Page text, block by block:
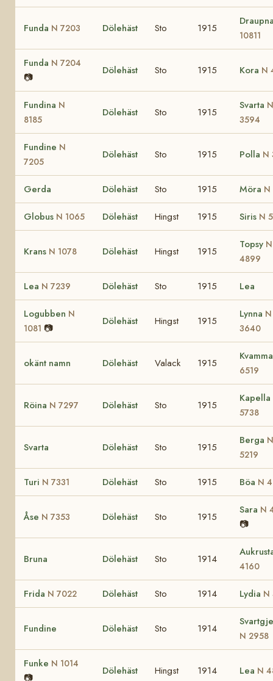
Funda N 7203 Dölehäst Sto 1915
10811
Funda N 7204
📷
Dölehäst Sto 1915 Kora N
Fundina N
8185
Dölehäst Sto 1915
Svarta N
3594
Fundine N
7205
Dölehäst Sto 1915 Polla N
Gerda Dölehäst Sto 1915 Möra N
Globus N 1065 Dölehäst Hingst 1915 Siris N
Krans N 1078 Dölehäst Hingst 1915
Topsy N
4899
Lea N 7239 Dölehäst Sto 1915 Lea
Logubben N
1081 📷
Dölehäst Hingst 1915
Lynna N
3640
okänt namn Dölehäst Valack 1915
6519
Röina N 7297 Dölehäst Sto 1915
Kapella
5738
Svarta Dölehäst Sto 1915
Berga N
5219
Turi N 7331 Dölehäst Sto 1915 Böa N
Åse N 7353 Dölehäst Sto 1915
Sara N
📷
Bruna Dölehäst Sto 1914
4160
Frida N 7022 Dölehäst Sto 1914 Lydia N
Fundine Dölehäst Sto 1914
N 2958
Funke N 1014
📷
Dölehäst Hingst 1914 Lea N